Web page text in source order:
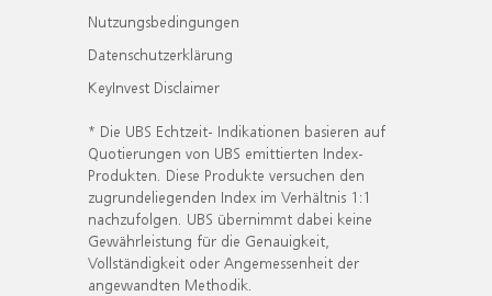
Nutzungsbedingungen
Datenschutzerklärung
KeyInvest Disclaimer
* Die UBS Echtzeit- Indikationen basieren auf
Quotierungen von UBS emittierten Index-
Produkten. Diese Produkte versuchen den
zugrundeliegenden Index im Verhältnis 1:1
nachzufolgen. UBS übernimmt dabei keine
Gewährleistung für die Genauigkeit,
Vollständigkeit oder Angemessenheit der
angewandten Methodik.